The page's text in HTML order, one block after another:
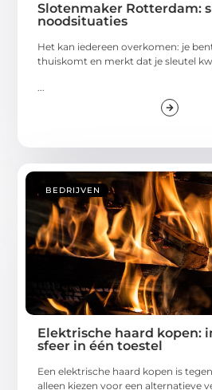
Slotenmaker Rotterdam:
noodsituaties
Het kan iedereen overkomen: je
thuiskomt en merkt dat je sleutel
BEDRIJVEN
Elektrische haard kopen:
sfeer in één toestel
Een elektrische haard kopen is
alleen kiezen voor een alternatieve